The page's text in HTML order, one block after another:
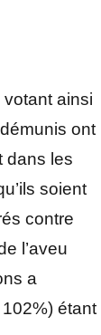
ainsi
ont
dans les
soient
contre
l’aveu
a
étant